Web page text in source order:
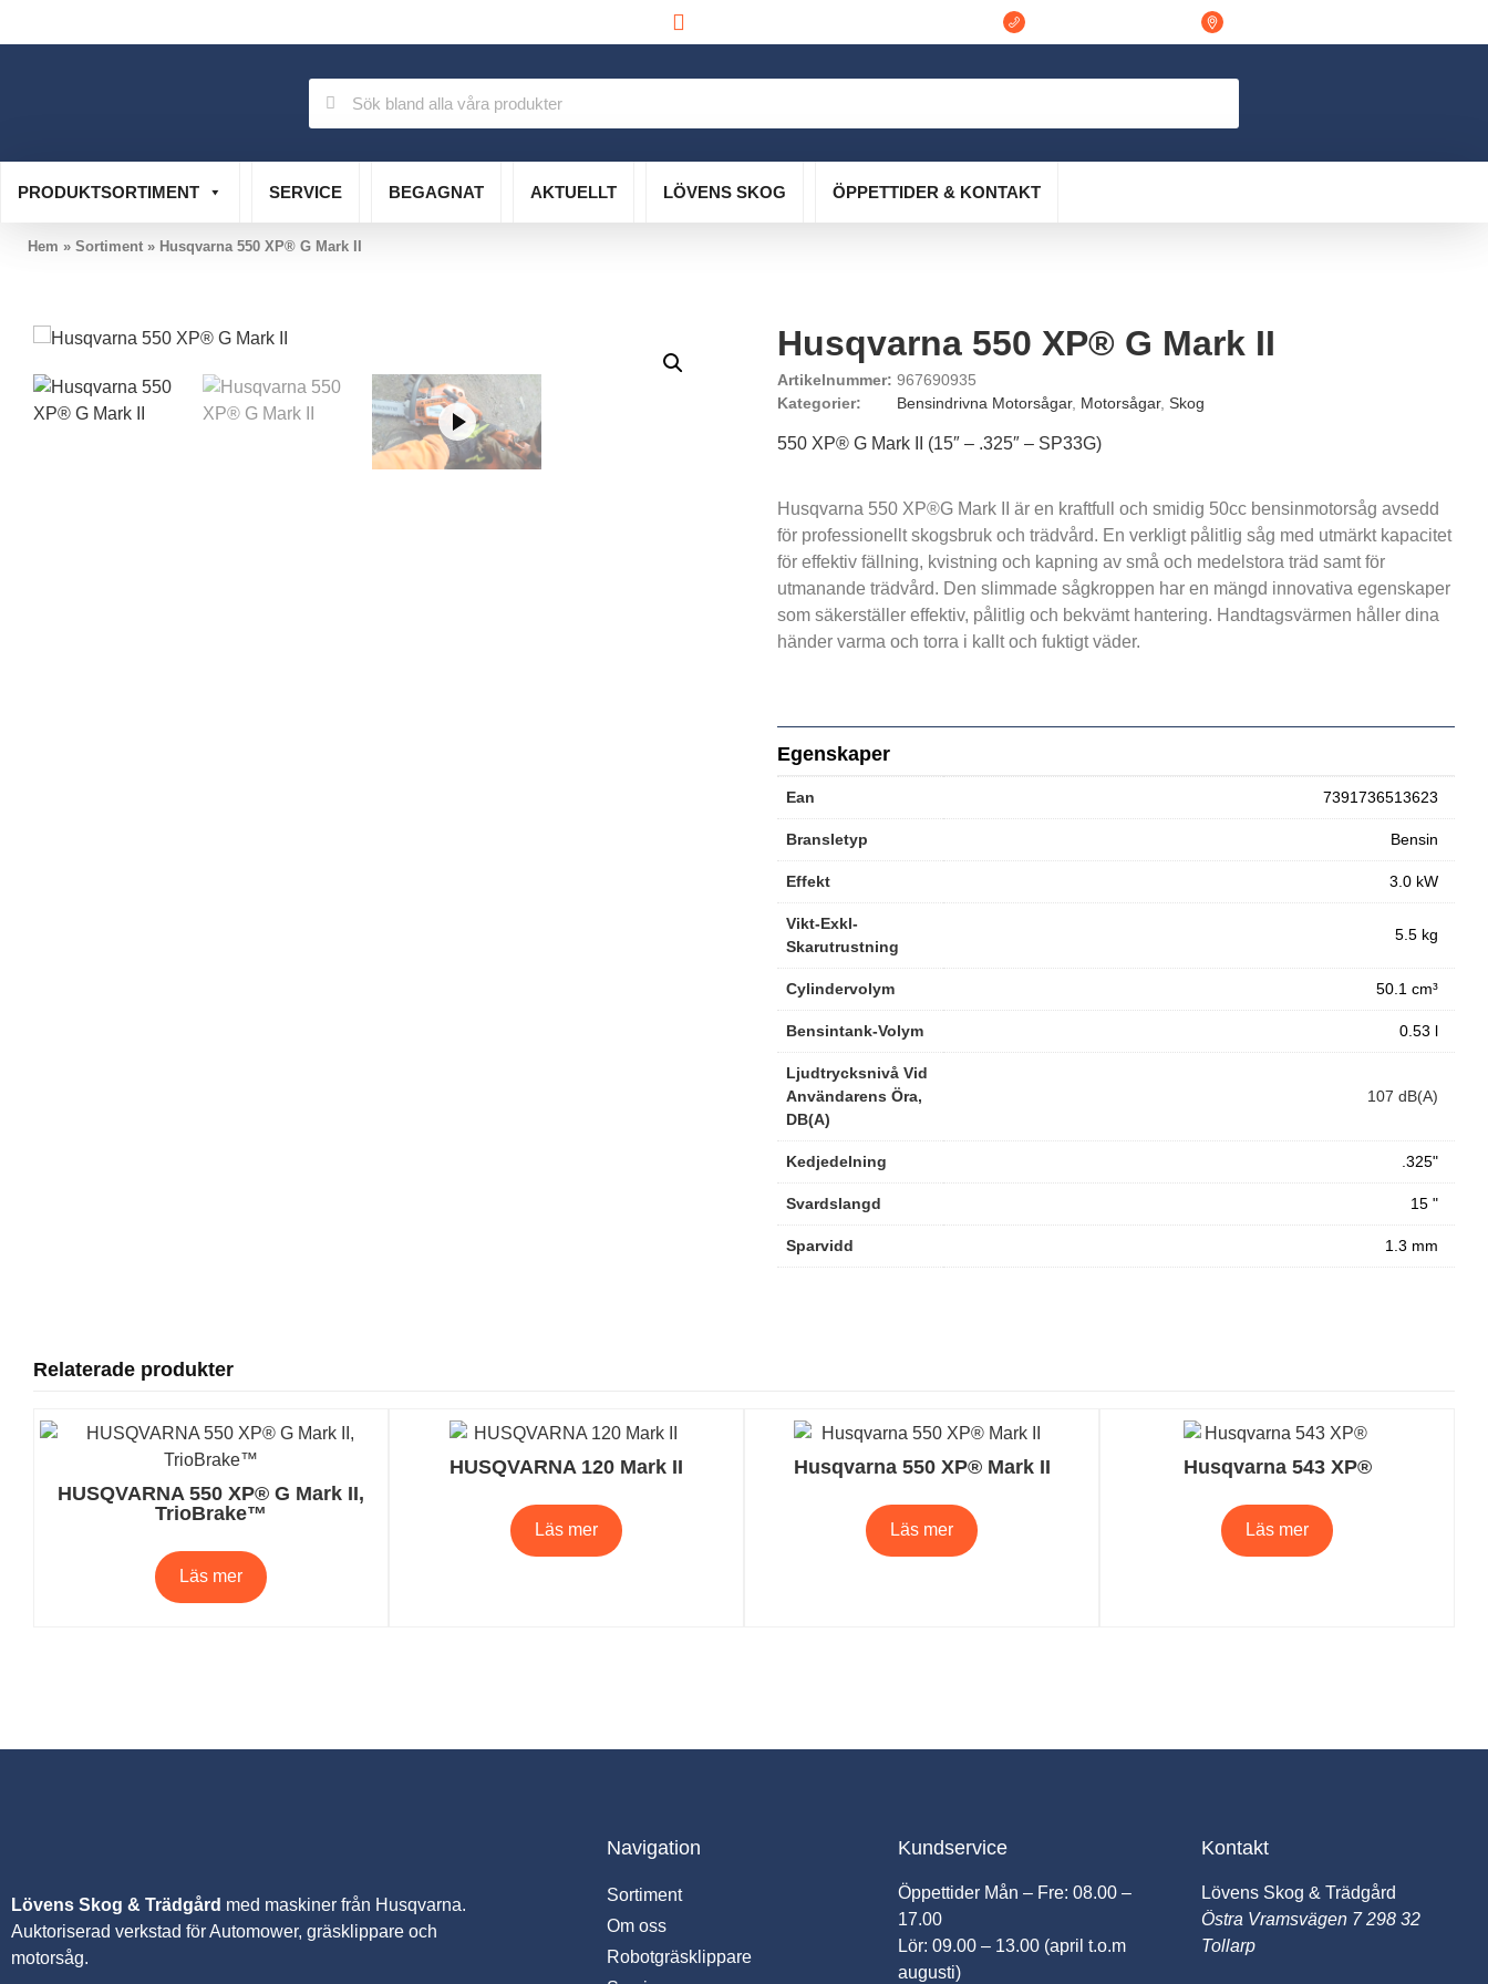
PRODUKTSORTIMENT SERVICE BEGAGNAT AKTUELLT LÖVENS SKOG ÖPPETTIDER & KONTAKT
Hem » Sortiment » Husqvarna 550 XP® G Mark II
Husqvarna 550 XP® G Mark II
Artikelnummer: 967690935
Kategorier:
Bensindrivna Motorsågar, Motorsågar, Skog
550 XP® G Mark II (15″ – .325″ – SP33G)
Husqvarna 550 XP®G Mark II är en kraftfull och smidig 50cc bensinmotorsåg avsedd
för professionellt skogsbruk och trädvård. En verkligt pålitlig såg med utmärkt kapacitet
för effektiv fällning, kvistning och kapning av små och medelstora träd samt för
utmanande trädvård. Den slimmade sågkroppen har en mängd innovativa egenskaper
som säkerställer effektiv, pålitlig och bekvämt hantering. Handtagsvärmen håller dina
händer varma och torra i kallt och fuktigt väder.
Egenskaper
Ean 7391736513623
Bransletyp Bensin
Effekt 3.0 kW
Vikt-Exkl-
Skarutrustning
5.5 kg
Cylindervolym 50.1 cm³
Bensintank-Volym 0.53 l
Ljudtrycksnivå Vid
Användarens Öra,
DB(A)
107 dB(A)
Kedjedelning .325"
Svardslangd 15 "
Sparvidd 1.3 mm
Relaterade produkter
HUSQVARNA 550 XP® G Mark II,
TrioBrake™
Läs mer
HUSQVARNA 120 Mark II
Läs mer
Husqvarna 550 XP® Mark II
Läs mer
Husqvarna 543 XP®
Läs mer
Lövens Skog & Trädgård med maskiner från Husqvarna.
Auktoriserad verkstad för Automower, gräsklippare och
motorsåg.
Navigation
Sortiment
Om oss
Robotgräsklippare
Kundservice
Öppettider Mån – Fre: 08.00 –
17.00
Lör: 09.00 – 13.00 (april t.o.m
augusti)
Kontakt
Lövens Skog & Trädgård
Östra Vramsvägen 7 298 32
Tollarp